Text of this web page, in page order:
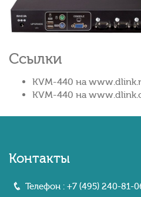
Ссылки
KVM-440 на
KVM-440 на
Контакты
Телефон : +7 (495) 240-81-